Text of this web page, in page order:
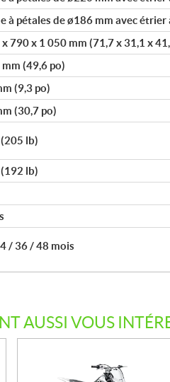
à pétales de ø186 mm avec étrier
790 x 1 050 mm (71,7 x 31,1 x
(49,6 po)
(9,3 po)
(30,7 po)
lb)
lb)
/ 36 / 48 mois
AUSSI VOUS